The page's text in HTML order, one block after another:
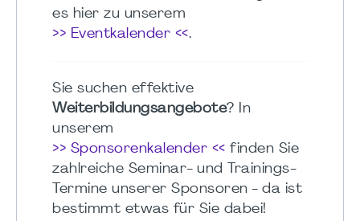
es hier zu unserem
>> Eventkalender <<.
Sie suchen effektive
Weiterbildungsangebote? In
unserem
>> Sponsorenkalender << finden Sie
zahlreiche Seminar- und Trainings-
Termine unserer Sponsoren - da ist
bestimmt etwas für Sie dabei!